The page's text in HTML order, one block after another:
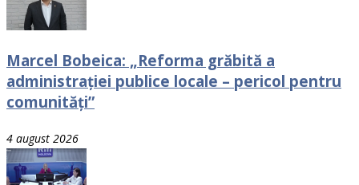
Marcel Bobeica: „Reforma grăbită a
administrației publice locale – pericol pentru
comunități”
4 august 2026